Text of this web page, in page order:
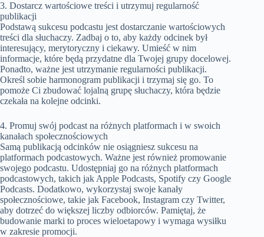
3. Dostarcz wartościowe treści i utrzymuj regularność
publikacji
Podstawą sukcesu podcastu jest dostarczanie wartościowych
treści dla słuchaczy. Zadbaj o to, aby każdy odcinek był
interesujący, merytoryczny i ciekawy. Umieść w nim
informacje, które będą przydatne dla Twojej grupy docelowej.
Ponadto, ważne jest utrzymanie regularności publikacji.
Określ sobie harmonogram publikacji i trzymaj się go. To
pomoże Ci zbudować lojalną grupę słuchaczy, która będzie
czekała na kolejne odcinki.
4. Promuj swój podcast na różnych platformach i w swoich
kanałach społecznościowych
Samą publikacją odcinków nie osiągniesz sukcesu na
platformach podcastowych. Ważne jest również promowanie
swojego podcastu. Udostępniaj go na różnych platformach
podcastowych, takich jak Apple Podcasts, Spotify czy Google
Podcasts. Dodatkowo, wykorzystaj swoje kanały
społecznościowe, takie jak Facebook, Instagram czy Twitter,
aby dotrzeć do większej liczby odbiorców. Pamiętaj, że
budowanie marki to proces wieloetapowy i wymaga wysiłku
w zakresie promocji.